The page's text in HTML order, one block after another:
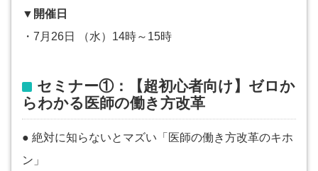
▼開催日
・7月26日 （水）14時～15時
セミナー①：【超初心者向け】ゼロか
らわかる医師の働き方改革
● 絶対に知らないとマズい「医師の働き方改革のキホ
ン」